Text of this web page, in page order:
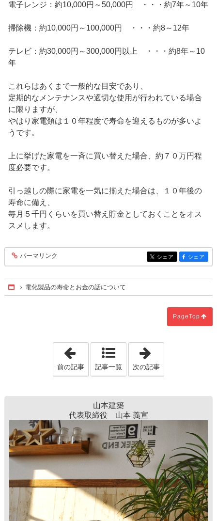
電子レンジ：約10,000円～50,000円 ・・・約7年～10年
掃除機：約10,000円～100,000円 ・・・約8～12年
テレビ：約30,000円～300,000円以上 ・・・約8年～10
年
これらはあくまで一般的な目安であり、
定期的なメンテナンスや適切な使用が行われている場合
に限りますが、
やはり家電類は１０年程度で寿命を迎えるものが多いよ
うです。
上に挙げた家電を一斉に買い替えた場合、約７０万円程
度必要です。
引っ越しの際に家電を一気に揃えた場合は、１０年後の
寿命に備え、
毎月５千円くらいを買い替え貯金としておくことをオス
スメします。
entry283
パーマリンク entry283
シェア entry283
シェア
Home
電化製品の寿命とお金の話について
PageTop
「家の断熱が大切な理由について」
前の記事 記事一覧 次の記事
山本建築
代表取締役 山本 義宣